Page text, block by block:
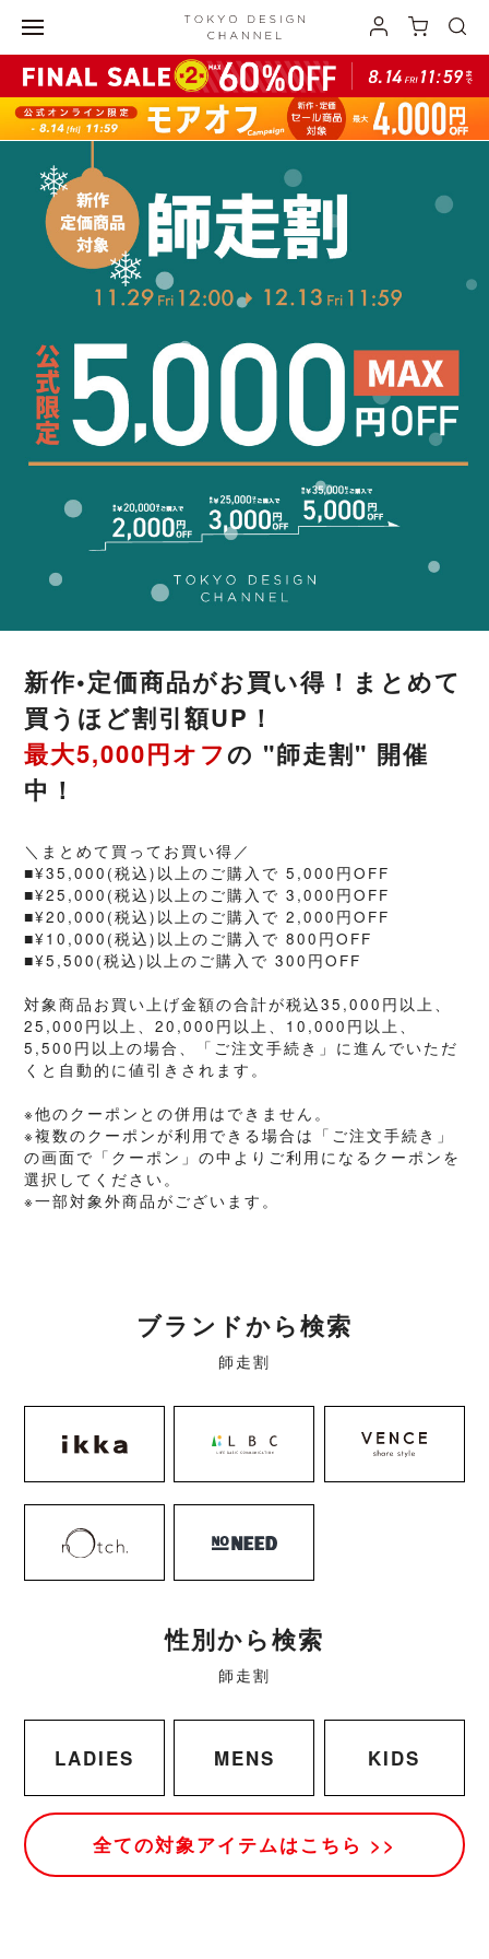
新作•定価商品がお買い得！まとめて
買うほど割引額UP！
最大5,000円オフの "師走割" 開催
中！
＼まとめて買ってお買い得／
■¥35,000(税込)以上のご購入で 5,000円OFF
■¥25,000(税込)以上のご購入で 3,000円OFF
■¥20,000(税込)以上のご購入で 2,000円OFF
■¥10,000(税込)以上のご購入で 800円OFF
■¥5,500(税込)以上のご購入で 300円OFF
対象商品お買い上げ金額の合計が税込35,000円以上、
25,000円以上、20,000円以上、10,000円以上、
5,500円以上の場合、
「ご注文手続き」に進んでいただ
くと自動的に値引きされます。
※他のクーポンとの併用はできません。
※複数のクーポンが利用できる場合は「ご注文手続き」
の画面で「クーポン」の中よりご利用になるクーポンを
選択してください。
※一部対象外商品がございます。
ブランドから検索
師走割
性別から検索
師走割
LADIES MENS KIDS
全ての対象アイテムはこちら >>